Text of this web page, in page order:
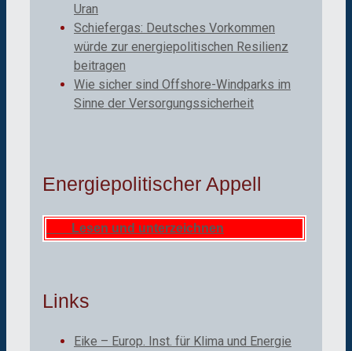
Uran
Schiefergas: Deutsches Vorkommen
würde zur energiepolitischen Resilienz
beitragen
Wie sicher sind Offshore-Windparks im
Sinne der Versorgungssicherheit
Energiepolitischer Appell
Lesen und unterzeichnen
Links
Eike – Europ. Inst. für Klima und Energie